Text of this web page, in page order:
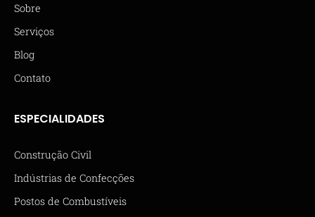
Sobre
Serviços
Blog
Contato
ESPECIALIDADES
Construção Civil
Indústrias de Confecções
Postos de Combustíveis